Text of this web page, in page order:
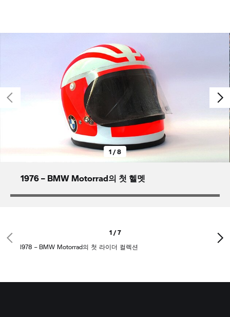
1 / 8
1976 – BMW Motorrad의 첫 헬멧
1 / 7
1978 – BMW Motorrad의 첫 라이더 컬렉션